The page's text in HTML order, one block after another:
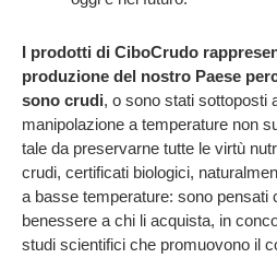
I prodotti di CiboCrudo
produzione del nostro Paese
sono crudi, o sono stati sottoposti
manipolazione a temperature non
tale da preservarne tutte le virtù
crudi, certificati biologici,
a basse temperature: sono pensati
benessere a chi li acquista, in
studi scientifici che promuovono il